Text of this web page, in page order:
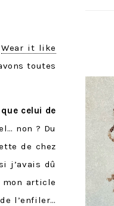
Wear it like
toutes
celui de
non ? Du
de chez
j’avais dû
mon article
l’enfiler…